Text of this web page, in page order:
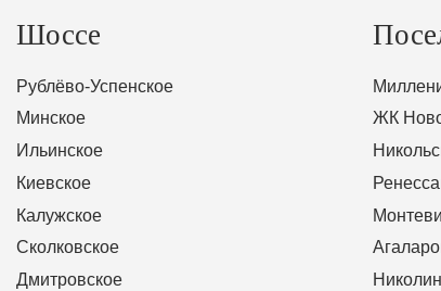
Шоссе
Рублёво-Успенское
Минское
Ильинское
Киевское
Калужское
Сколковское
Дмитровское
ЖК